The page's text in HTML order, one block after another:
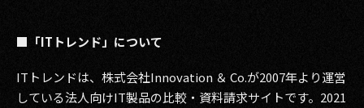
■「ITトレンド」について
ITトレンドは、株式会社Innovation ＆ Co.が2007年より運営
している法人向けIT製品の比較・資料請求サイトです。2021